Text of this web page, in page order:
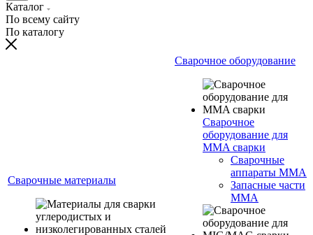
Каталог
По всему сайту
По каталогу
Сварочные материалы
Сварочное оборудование
Сварочное
оборудование для
MMA сварки
Сварочные
аппараты MMA
Запасные части
MMA